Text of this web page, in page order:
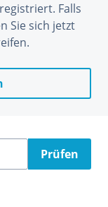
Falls
Sie sich jetzt
Prüfen